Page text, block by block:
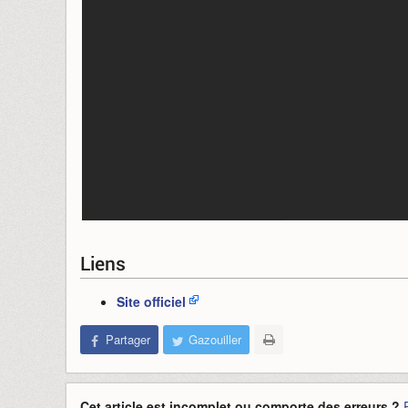
Liens
Site officiel
Partager Gazouiller